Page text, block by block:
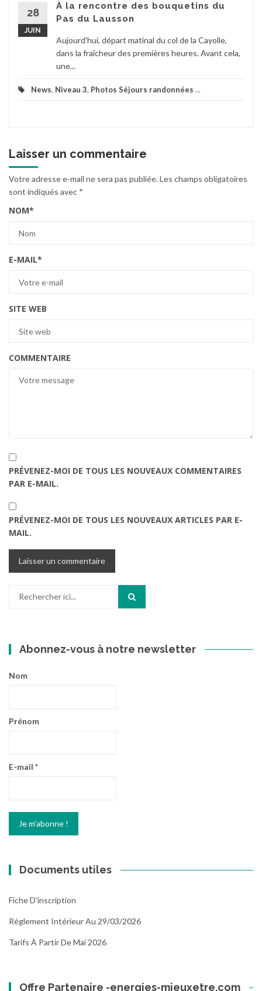
28
JUIN
À la rencontre des bouquetins du
Pas du Lausson
Aujourd'hui, départ matinal du col de la Cayolle,
dans la fraîcheur des premières heures. Avant cela,
une...
News, Niveau 3, Photos Séjours randonnées ...
Laisser un commentaire
Votre adresse e-mail ne sera pas publiée.Les champs obligatoires
sont indiqués avec *
NOM*
E-MAIL*
SITE WEB
COMMENTAIRE
PRÉVENEZ-MOI DE TOUS LES NOUVEAUX COMMENTAIRES
PAR E-MAIL.
PRÉVENEZ-MOI DE TOUS LES NOUVEAUX ARTICLES PAR E-
MAIL.
Abonnez-vous à notre newsletter
Nom
Prénom
E-mail *
Documents utiles
Fiche D'inscription
Réglement Intérieur Au 29/03/2026
Tarifs À Partir De Mai 2026
Offre Partenaire -energies-mieuxetre.com